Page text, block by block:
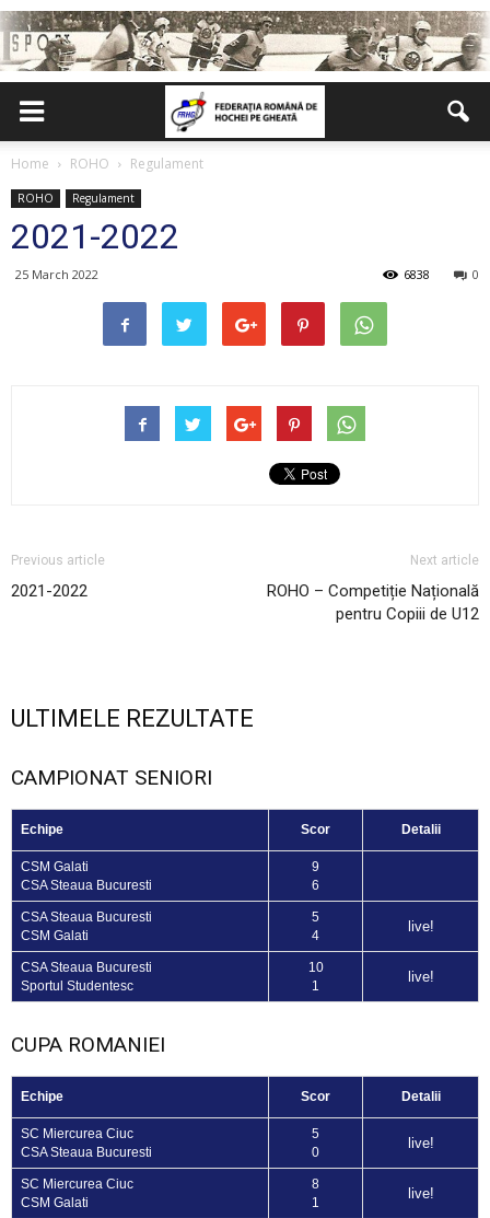
Home ROHO Regulament
ROHO Regulament
2021-2022
25 March 2022 0
6838
Previous article
2021-2022
Next article
ROHO – Competiție Națională
pentru Copiii de U12
ULTIMELE REZULTATE
CAMPIONAT SENIORI
Echipe Scor Detalii
CSM Galati
CSA Steaua Bucuresti
9
6
CSA Steaua Bucuresti
CSM Galati
5
4
live!
CSA Steaua Bucuresti
Sportul Studentesc
10
1
live!
CUPA ROMANIEI
Echipe Scor Detalii
SC Miercurea Ciuc
CSA Steaua Bucuresti
5
0
live!
SC Miercurea Ciuc
CSM Galati
8
1
live!